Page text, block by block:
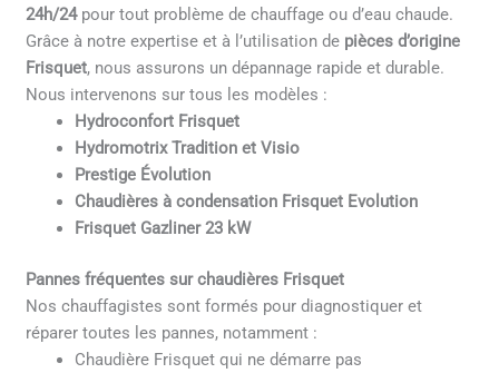
24h/24pour tout problème de chauffage ou d’eau chaude.
Grâce à notre expertise et à l’utilisation de pièces d’origine
Frisquet, nous assurons un dépannage rapide et durable.
Nous intervenons sur tous les modèles :
Hydroconfort Frisquet
Hydromotrix Tradition et Visio
Prestige Évolution
Chaudières à condensation Frisquet Evolution
Frisquet Gazliner 23 kW
Pannes fréquentes sur chaudières Frisquet
Nos chauffagistes sont formés pour diagnostiquer et
réparer toutes les pannes, notamment :
Chaudière Frisquet qui ne démarre pas